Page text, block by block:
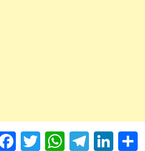
Fa T
W
Te
Li